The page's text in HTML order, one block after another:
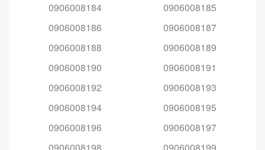
0906008184
0906008185
0906008186
0906008187
0906008188
0906008189
0906008190
0906008191
0906008192
0906008193
0906008194
0906008195
0906008196
0906008197